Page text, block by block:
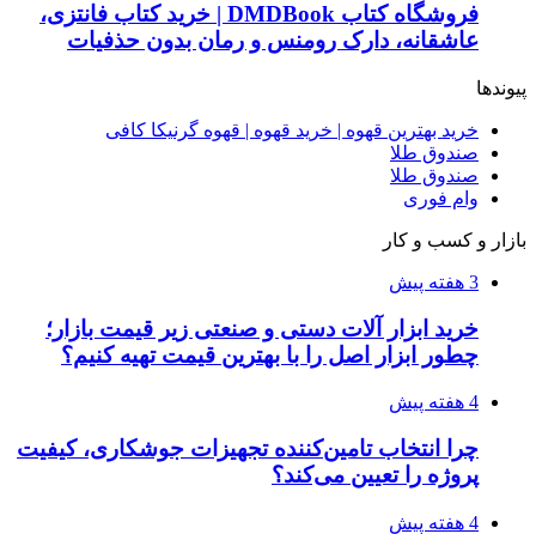
فروشگاه کتاب DMDBook | خرید کتاب فانتزی،
عاشقانه، دارک رومنس و رمان بدون حذفیات
پیوندها
خرید بهترین قهوه | خرید قهوه | قهوه گرنیکا کافی
صندوق طلا
صندوق طلا
وام فوری
بازار و کسب و کار
3 هفته پیش
خرید ابزار آلات دستی و صنعتی زیر قیمت بازار؛
چطور ابزار اصل را با بهترین قیمت تهیه کنیم؟
4 هفته پیش
چرا انتخاب تامین‌کننده تجهیزات جوشکاری، کیفیت
پروژه را تعیین می‌کند؟
4 هفته پیش